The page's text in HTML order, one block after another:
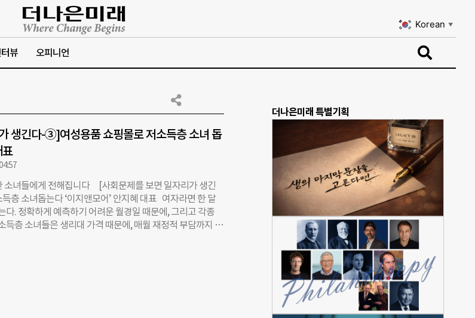
Korean ▼
뷰 오피니언
생긴다-③]여성용품 쇼핑몰로 저소득층 소녀 돕
표
소녀들에게 전해집니다 [사회문제를 보면 일자리가 생긴
층 소녀돕는다 ‘이지앤모어’ 안지혜 대표 여자라면 한 달
다. 정확하게 예측하기 어려운 월경일 때문에, 그리고 각종
득층 소녀들은 생리대 가격 때문에, 매월 재정적 부담까지 느
더나은미래 특별기획